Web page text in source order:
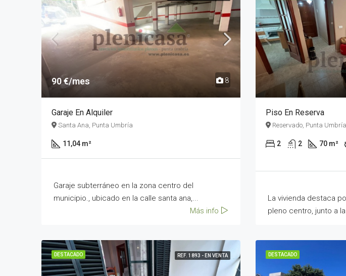
90 €/mes 8
Garaje En Alquiler
Santa Ana, Punta Umbría
11,04 m²
Garaje subterráneo en la zona centro del
municipio., ubicado en la calle santa ana,...
Más info
Piso En Reserva
Reservado, Punta Umbría
2 2 70 m²
La vivienda destaca
pleno centro, junto a
DESTACADO REF. 1893 - EN VENTA DESTACADO